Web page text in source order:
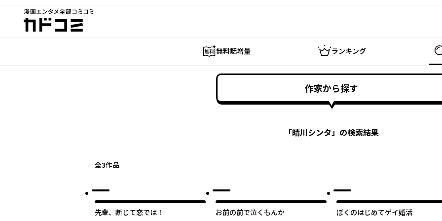
漫画エンタメ全部コミコミ
カドコミ
無料話増量 ランキング
作家から探す
「晴川シンタ」の検索結果
全3作品
先輩、断じて恋では！ お前の前で泣くもんか ぼくのはじめてゲイ婚活